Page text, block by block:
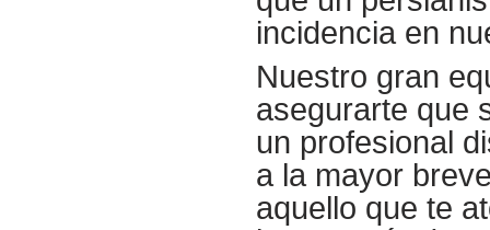
incidencia en
Nuestro gran
asegurarte que
un profesional
a la mayor
aquello que te